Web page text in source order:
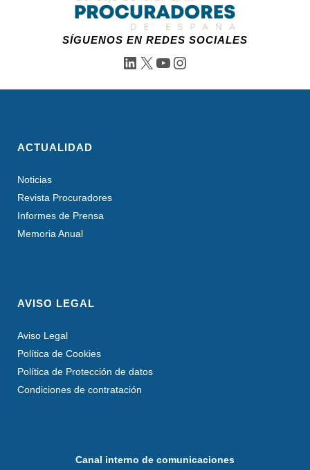
SÍGUENOS EN REDES SOCIALES
LinkedIn
X YouTube
Instagram
ACTUALIDAD
Noticias
Revista Procuradores
Informes de Prensa
Memoria Anual
AVISO LEGAL
Aviso Legal
Política de Cookies
Política de Protección de datos
Condiciones de contratación
Canal interno de comunicaciones